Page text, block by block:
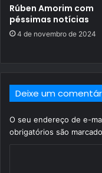
Rúben Amorim com
péssimas notícias
4 de novembro de 2024
Deixe um
O seu endereço de e-
obrigatórios são